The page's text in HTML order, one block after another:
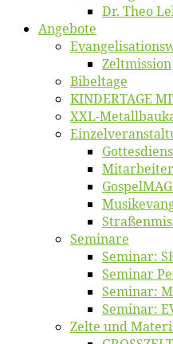
Dr. Theo
An­ge­bo­te
Zelt­mis­si­on
Bi­bel­ta­ge
KINDERTAGE
XXL-
Se­mi­na­re
Se­mi­nar:
Se­mi­nar
Se­mi­nar:
Se­mi­nar:
Zel­te und